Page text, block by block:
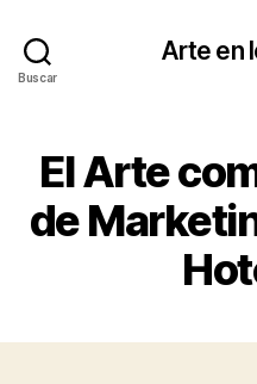
Buscar
Arte en
El Arte
de